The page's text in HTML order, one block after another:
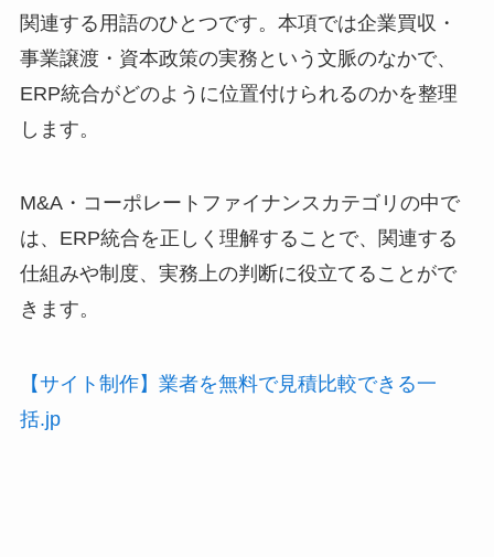
関連する用語のひとつです。本項では企業買収・
事業譲渡・資本政策の実務という文脈のなかで、
ERP統合がどのように位置付けられるのかを整理
します。
M&A・コーポレートファイナンスカテゴリの中で
は、ERP統合を正しく理解することで、関連する
仕組みや制度、実務上の判断に役立てることがで
きます。
【サイト制作】業者を無料で見積比較できる一
括.jp